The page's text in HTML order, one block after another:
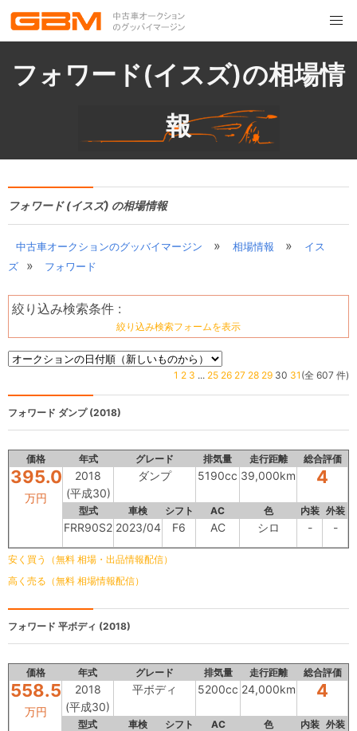
フォワード(イスズ)の相場情
報
フォワード (イスズ) の相場情報
中古車オークションのグッバイマージン » 相場情報 »
イス
ズ
» フォワード
絞り込み検索条件 :
絞り込み検索フォームを表示
1 2 3 ... 25 26 27 28 29 30 31 (全 607 件)
フォワード ダンプ (2018)
価格 年式 グレード 排気量 走行距離 総合評価
395.0
万円
2018
(平成30)
ダンプ 5190cc 39,000km 4
型式 車検 シフト AC 色 内装 外装
FRR90S2 2023/04 F6 AC シロ - -
安く買う（無料 相場・出品情報配信）
高く売る（無料 相場情報配信）
フォワード 平ボディ (2018)
価格 年式 グレード 排気量 走行距離 総合評価
558.5
万円
2018
(平成30)
平ボディ 5200cc 24,000km 4
型式 車検 シフト AC 色 内装 外装